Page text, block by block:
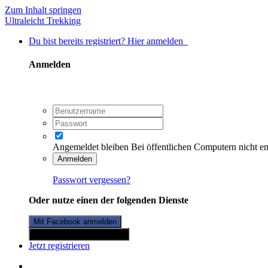
Zum Inhalt springen
Ultraleicht Trekking
Du bist bereits registriert? Hier anmelden
Anmelden
Angemeldet bleiben Bei öffentlichen Computern nicht
Anmelden
Passwort vergessen?
Oder nutze einen der folgenden Dienste
Mit Facebook anmelden
Jetzt registrieren